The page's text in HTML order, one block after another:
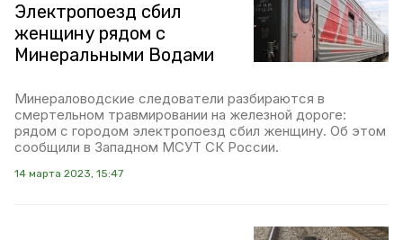
Электропоезд сбил
женщину рядом с
Минеральными Водами
Минераловодские следователи разбираются в
смертельном травмировании на железной дороге:
рядом с городом электропоезд сбил женщину. Об этом
сообщили в Западном МСУТ СК России.
14 марта 2023, 15:47